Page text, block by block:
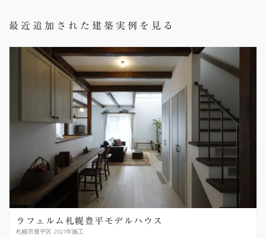
最近追加された建築実例を見る
ラフェルム札幌豊平モデルハウス
札幌市豊平区 2021年施工